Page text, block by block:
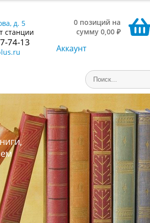
д. 5
станции
74-13
0 позиций на
сумму 0,00 ₽
Аккаунт